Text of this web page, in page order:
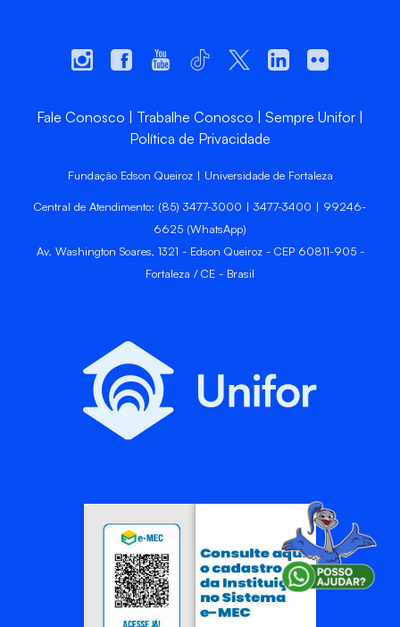
Fale Conosco Trabalhe Conosco
Sempre Unifor
Política de Privacidade
Fundação Edson Queiroz | Universidade de Fortaleza
Central de Atendimento: (85) 3477-3000 | 3477-3400 | 99246-
6625 (WhatsApp)
Av. Washington Soares, 1321 - Edson Queiroz - CEP 60811-905 -
Fortaleza / CE - Brasil